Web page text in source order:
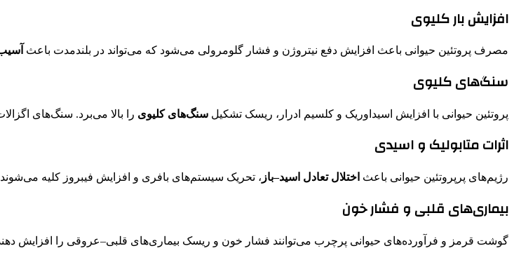
افزایش بار کلیوی
مصرف پروتئین حیوانی باعث افزایش دفع نیتروژن و فشار گلومرولی می‌شود که می‌تواند در بلندمدت باعث
سنگ‌های کلیوی
پروتئین حیوانی با افزایش اسیداوریک و کلسیم ادرار، ریسک تشکیل سنگ‌های کلیوی را بالا می‌برد. سنگ‌های
اثرات متابولیک و اسیدی
رژیم‌های پرپروتئین حیوانی باعث اختلال تعادل اسید–باز ، تحریک سیستم‌های بافری و افزایش فیبروز کلیه
بیماری‌های قلبی و فشار خون
گوشت قرمز و فرآورده‌های حیوانی پرچرب می‌توانند فشار خون و ریسک بیماری‌های قلبی–عروقی را افزایش